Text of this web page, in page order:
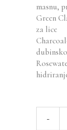
masnu,
Green
za lice
-